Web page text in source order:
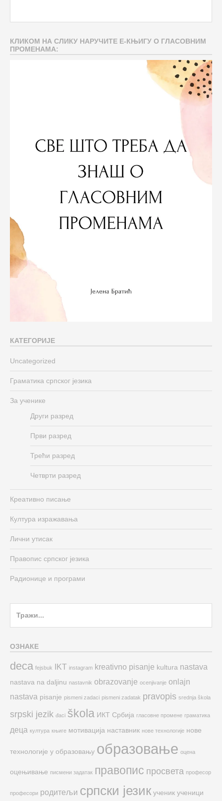
КЛИКОМ НА СЛИКУ НАРУЧИТЕ Е-КЊИГУ О ГЛАСОВНИМ
ПРОМЕНАМА:
КАТЕГОРИЈЕ
Uncategorized
Граматика српског језика
За ученике
Други разред
Први разред
Трећи разред
Четврти разред
Креативно писање
Култура изражавања
Лични утисак
Правопис српског језика
Радионице и програми
ОЗНАКЕ
deca fejsbuk IKT instagram kreativno pisanje kultura nastava
nastava na daljinu nastavnik obrazovanje ocenjivanje onlajn
nastava pisanje pismeni zadaci pismeni zadatak pravopis srednja škola
srpski jezik đaci škola ИКТ Србија гласовне промене граматика
деца култура књиге мотивација наставник нове технологије нове
технологије у образовању образовање оцена
оцењивање писмени задатак правопис просвета професор
професори родитељи српски језик ученик ученици